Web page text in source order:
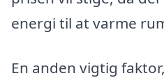
energi til at varme
En anden vigtig